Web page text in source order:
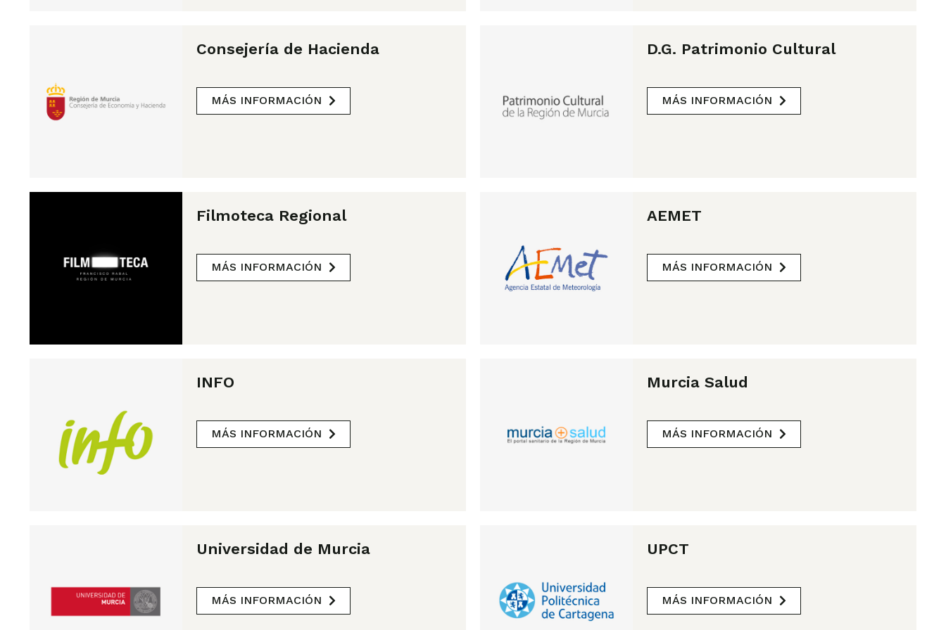
Consejería de Hacienda
MÁS INFORMACIÓN
Filmoteca Regional
MÁS INFORMACIÓN
INFO
MÁS INFORMACIÓN
Universidad de Murcia
MÁS INFORMACIÓN
D.G. Patrimonio Cultural
MÁS INFORMACIÓN
AEMET
MÁS INFORMACIÓN
Murcia Salud
MÁS INFORMACIÓN
UPCT
MÁS INFORMACIÓN